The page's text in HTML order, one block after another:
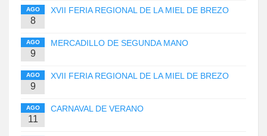
AGO
8
XVII FERIA REGIONAL DE LA MIEL DE BREZO
AGO
9
MERCADILLO DE SEGUNDA MANO
AGO
9
XVII FERIA REGIONAL DE LA MIEL DE BREZO
AGO
11
CARNAVAL DE VERANO